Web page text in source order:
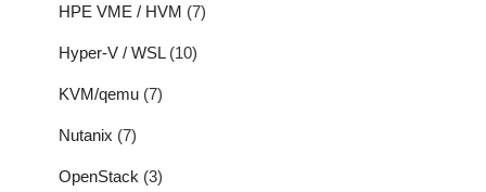
HPE VME / HVM (7)
Hyper-V / WSL(10)
KVM/qemu (7)
Nutanix (7)
OpenStack (3)